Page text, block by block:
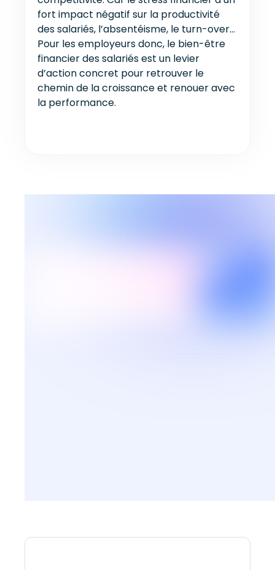
fort impact négatif sur la productivité
des salariés, l’absentéisme, le turn-over…
Pour les employeurs donc, le bien-être
financier des salariés est un levier
d’action concret pour retrouver le
chemin de la croissance et renouer avec
la performance.